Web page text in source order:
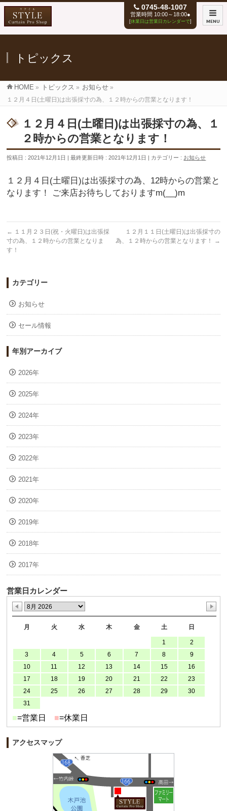
0745-48-1007
営業時間 10:00～18:00●
[休業日は営業日カレンダーで] MENU
トピックス
HOME » トピックス » お知らせ »
１２月４日(土曜日)は出張採寸の為、１２時からの営業となります！
１２月４日(土曜日)は出張採寸の為、１
２時からの営業となります！
投稿日 : 2021年12月1日 最終更新日時 : 2021年12月1日 カテゴリー : お知らせ
１２月４日(土曜日)は出張採寸の為、12時からの営業と
なります！ ご来店お待ちしておりますm(__)m
← １１月２３日(祝・火曜日)は出張採
寸の為、１２時からの営業となりま
す！
１２月１１日(土曜日)は出張採寸の
為、１２時からの営業となります！
→
カテゴリー
お知らせ
セール情報
年別アーカイブ
2026年
2025年
2024年
2023年
2022年
2021年
2020年
2019年
2018年
2017年
営業日カレンダー
月 火 水 木 金 土 日
1
2
3
4 5 6 7 8
9
10
11 12 13 14 15
16
17
18 19 20 21 22
23
24
25 26 27 28 29
30
31
■=営業日 ■=休業日
アクセスマップ